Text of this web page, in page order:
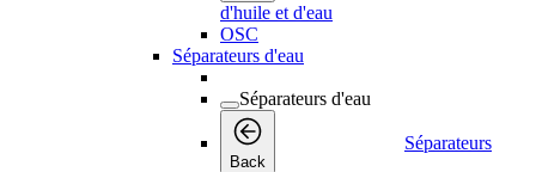
d'huile et d'eau
OSC
Séparateurs d'eau
Séparateurs d'eau
Back
Séparateurs